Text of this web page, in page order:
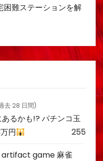
困難ステーションを解
去 28 日間)
あるかも!? パチンコ玉
円
255
game 麻雀